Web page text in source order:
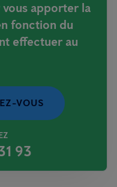
apporter la
fonction du
effectuer au
VOUS
93